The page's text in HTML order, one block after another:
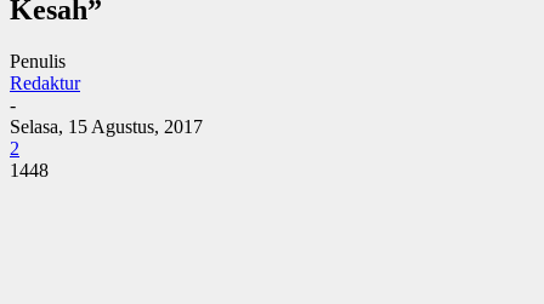
Kesah”
Penulis
Redaktur
-
Selasa, 15 Agustus, 2017
2
1448